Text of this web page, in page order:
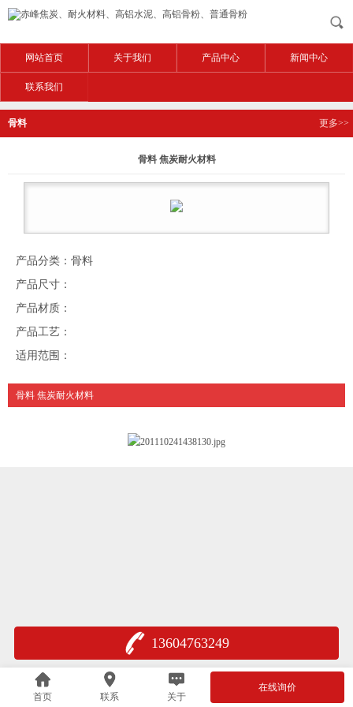
网站首页 关于我们 产品中心 新闻中心
联系我们
骨料 更多>>
骨料 焦炭耐火材料
产品分类：骨料
产品尺寸：
产品材质：
产品工艺：
适用范围：
骨料 焦炭耐火材料
13604763249
首页 联系 关于
在线询价